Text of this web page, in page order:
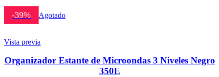
-39% Agotado
Vista previa
Organizador Estante de Microondas 3 Niveles Negro
350E